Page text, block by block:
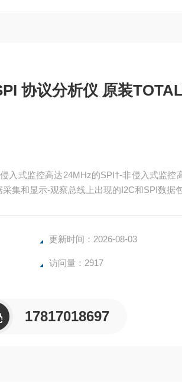
协议分析仪 原装
入式监控高达24MHz的SPI†-非侵入式监控
集和显示-观察总线上出现的I2C和SPI数据
更新时间：2026-08-03
访问量：2917
17817018697